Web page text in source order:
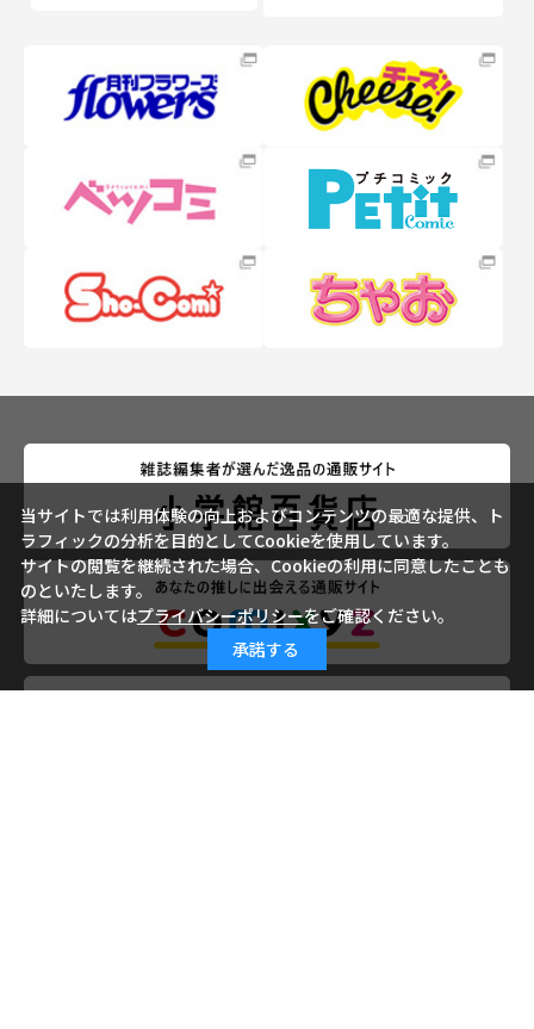
当サイトでは利用体験の向上およびコンテンツの最適な提供、ト
ラフィックの分析を目的としてCookieを使用しています。
サイトの閲覧を継続された場合、Cookieの利用に同意したことも
のといたします。
詳細についてはプライバシーポリシーをご確認ください。
承諾する